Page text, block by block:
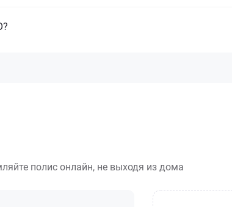
полис онлайн, не выходя из дома